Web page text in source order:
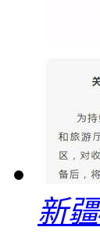
新